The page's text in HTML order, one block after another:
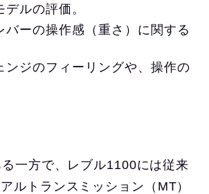
デルの評価。
バーの操作感（重さ）に関する
ンジのフィーリングや、操作の
一方で、レブル1100には従来
ルトランスミッション（MT）